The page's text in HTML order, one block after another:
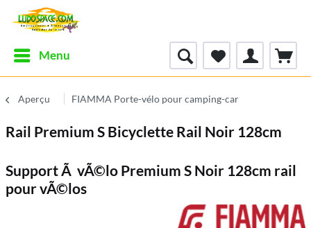
Menu
Aperçu FIAMMA Porte-vélo pour camping-car
Rail Premium S Bicyclette Rail Noir 128cm
Support Ã vÃ©lo Premium S Noir 128cm rail
pour vÃ©los